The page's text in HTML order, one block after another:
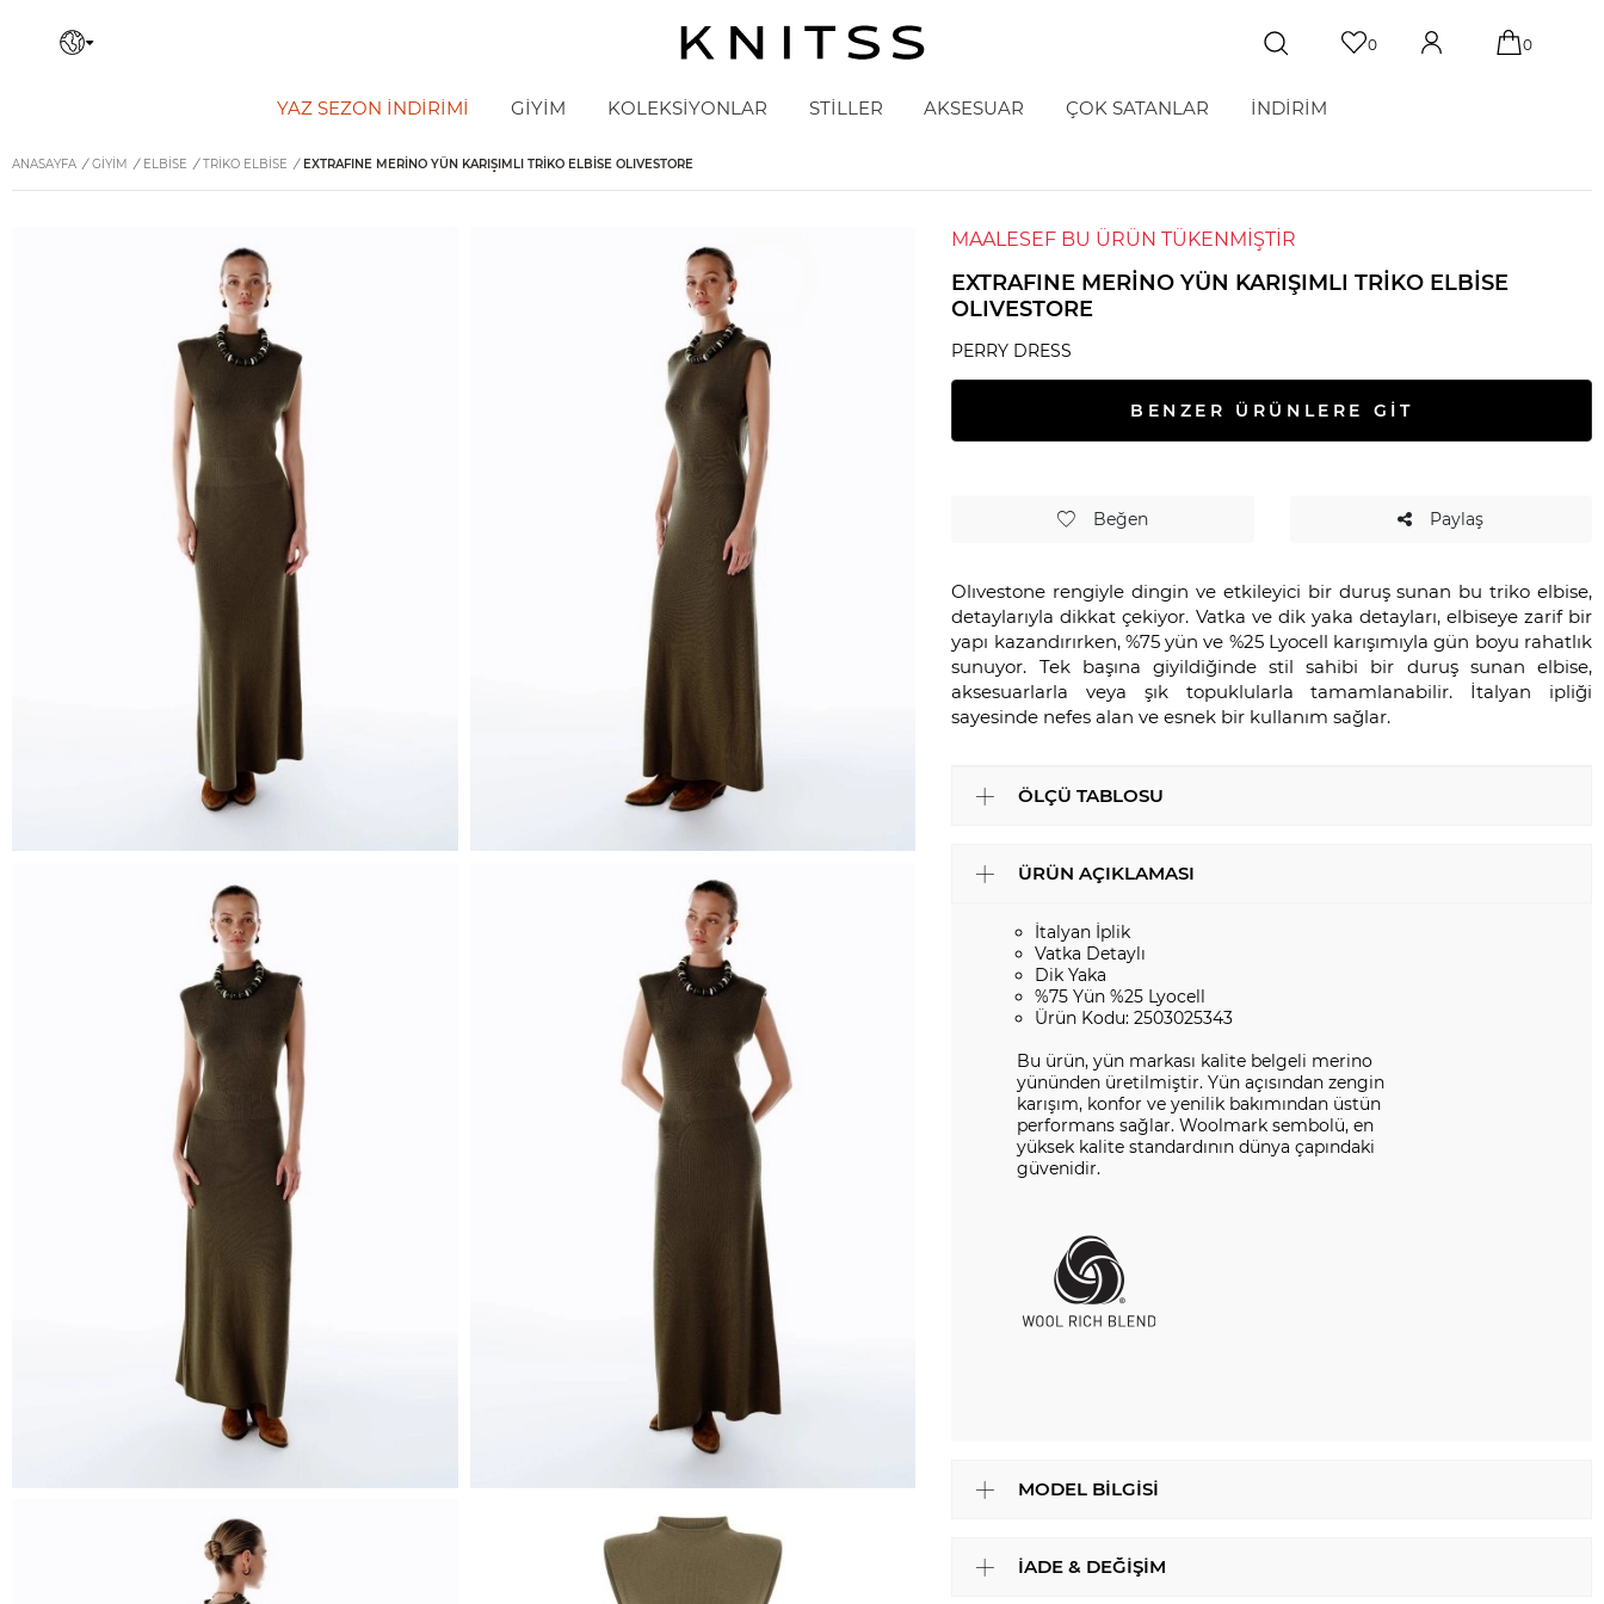
0 0
YAZ SEZON İNDIRIMI GİYİM KOLEKSİYONLAR STİLLER AKSESUAR ÇOK SATANLAR İNDİRİM
ANASAYFA / GİYİM / ELBISE / TRIKO ELBISE / EXTRAFINE MERINO YÜN KARIŞIMLI TRIKO ELBISE OLIVESTORE
MAALESEF BU ÜRÜN TÜKENMİŞTİR
EXTRAFINE MERINO YÜN KARIŞIMLI TRIKO ELBISE
OLIVESTORE
PERRY DRESS
BENZER ÜRÜNLERE GİT
Beğen Paylaş
Olıvestone rengiyle dingin ve etkileyici bir duruş sunan bu triko elbise,
detaylarıyla dikkat çekiyor. Vatka ve dik yaka detayları, elbiseye zarif bir
yapı kazandırırken, %75 yün ve %25 Lyocell karışımıyla gün boyu rahatlık
sunuyor. Tek başına giyildiğinde stil sahibi bir duruş sunan elbise,
aksesuarlarla veya şık topuklularla tamamlanabilir. İtalyan ipliği
sayesinde nefes alan ve esnek bir kullanım sağlar.
ÖLÇÜ TABLOSU
ÜRÜN AÇIKLAMASI
İtalyan İplik
Vatka Detaylı
Dik Yaka
%75 Yün %25 Lyocell
Ürün Kodu: 2503025343
Bu ürün, yün markası kalite belgeli merino
yününden üretilmiştir. Yün açısından zengin
karışım, konfor ve yenilik bakımından üstün
performans sağlar. Woolmark sembolü, en
yüksek kalite standardının dünya çapındaki
güvenidir.
MODEL BILGISI
İADE & DEĞIŞIM